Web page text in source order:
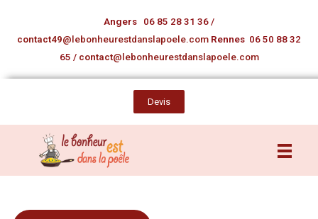
Angers 06 85 28 31 36 /
contact49@lebonheurestdanslapoele.com Rennes 06 50 88 32
65 / contact@lebonheurestdanslapoele.com
Devis